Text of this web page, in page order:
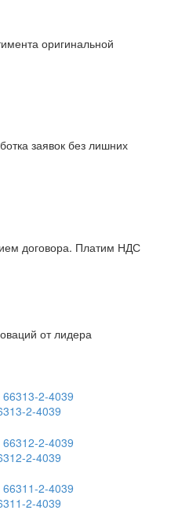
оригинальной
заявок без лишних
договора. Платим НДС
от лидера
2-4039
2-4039
2-4039